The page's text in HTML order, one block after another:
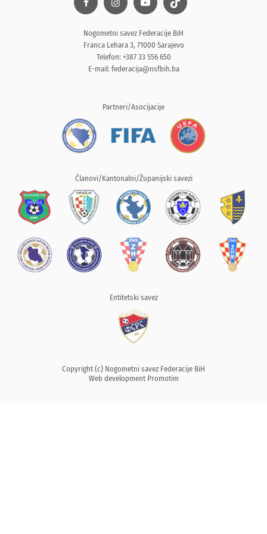
Nogometni savez Federacije BiH
Franca Lehara 3, 71000 Sarajevo
Telefon: +387 33 556 650
E-mail: federacija@nsfbih.ba
Partneri/Asocijacije
Članovi/Kantonalni/Županijski savezi
Entitetski savez
Copyright (c) Nogometni savez Federacije BiH
Web development Promotim